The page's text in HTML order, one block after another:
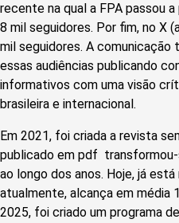
recente na qual a FPA passou
8 mil seguidores. Por fim, no X
mil seguidores. A comunicação
essas audiências publicando
informativos com uma visão
brasileira e internacional.
Em 2021, foi criada a revista
publicado em pdf
ao longo dos anos. Hoje, já está
atualmente, alcança em média
2025, foi criado um programa